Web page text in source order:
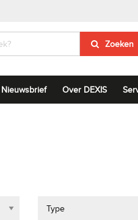
Zoeken
Nieuwsbrief Over DEXIS
Type